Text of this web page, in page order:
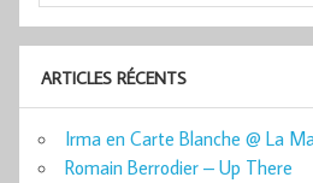
ARTICLES RÉCENTS
Irma en Carte Blanche @ La
Romain Berrodier – Up There